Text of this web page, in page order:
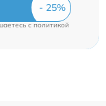
cполитикой